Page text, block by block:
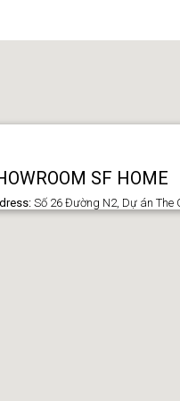
SF HOME
Số 26 Đường N2, Dự án The